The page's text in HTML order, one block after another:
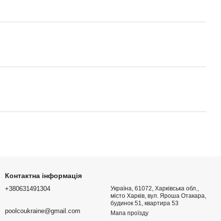
Контактна інформація
+380631491304
poolcoukraine@gmail.com
Україна, 61072, Харківська обл.,
місто Харків, вул. Яроша Отакара,
будинок 51, квартира 53
Мапа проїзду